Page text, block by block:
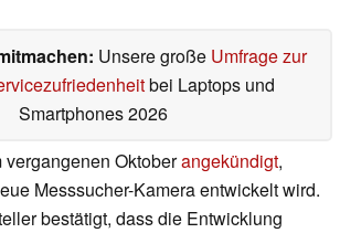
Unsere große Umfrage zur
bei Laptops und
Smartphones 2026
Oktoberangekündigt,
Messsucher-Kamera entwickelt wird.
bestätigt, dass die Entwicklung